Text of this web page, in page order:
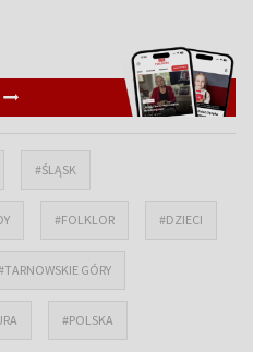
#ŚLĄSK
#FOLKLOR #DZIECI
GÓRY
#POLSKA